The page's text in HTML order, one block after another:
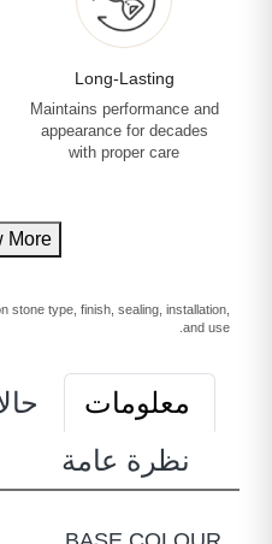
Long-Lasting
Maintains performance and
appearance for decades
with proper care
More
stone type, finish, sealing, installation,
and use.
معلومات
نظرة عامة